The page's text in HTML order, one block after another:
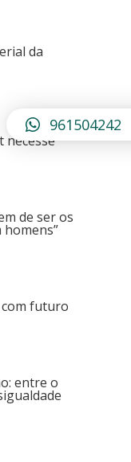
da
necesse”
de ser os
com futuro
entre o
961504242